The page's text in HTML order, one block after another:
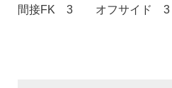
間接FK 3 オフサイド 3